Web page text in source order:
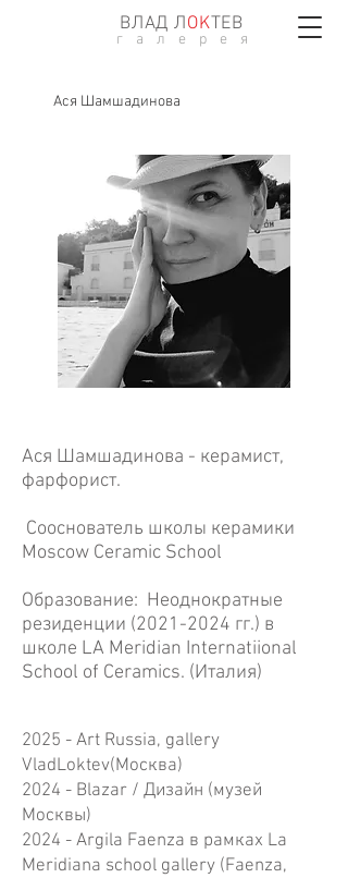
ВЛАД ЛОKТЕВ
г а л е р е я
Ася Шамшадинова
Ася Шамшадинова - керамист,
фарфорист.
Сооснователь школы керамики
Moscow Ceramic School
Образование: Неоднократные
резиденции (2021-2024 гг.) в
школе LA Meridian Internatiional
School of Ceramics. (Италия)
2025 - Art Russia, gallery
VladLoktev(Москва)
2024 - Blazar / Дизайн (музей
Москвы)
2024 - Argila Faenza в рамках La
Meridiana school gallery (Faenza,